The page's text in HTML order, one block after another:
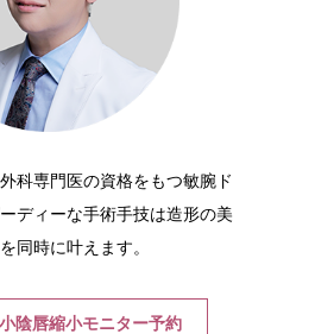
科専門医の資格をもつ敏腕ド
ディーな手術手技は造形の美
同時に叶えます。
陰唇縮小モニター予約